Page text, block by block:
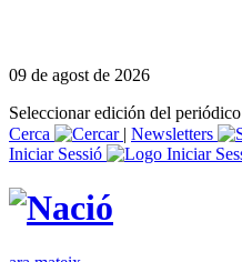
09 de agost de 2026
Seleccionar edición del periódico
Cerca
| Newsletters
Iniciar Sessió